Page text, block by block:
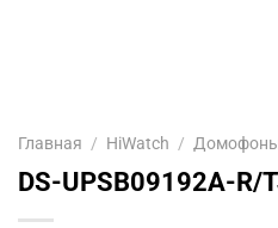
Главная / HiWatch /
DS-UPSB09192A-R/